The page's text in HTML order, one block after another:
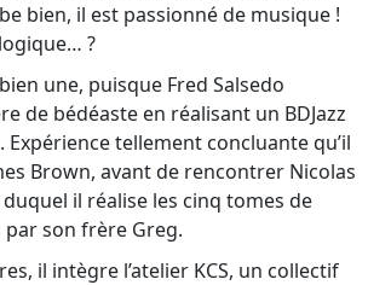
bien, il est passionné de musique !
?
une, puisque Fred Salsedo
de bédéaste en réalisant un BDJazz
Expérience tellement concluante qu’il
Brown, avant de rencontrer Nicolas
il réalise les cinq tomes de
par son frère Greg.
il intègre l’atelier KCS, un collectif